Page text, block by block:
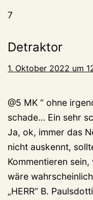
7
Detraktor
1. Oktober 2022 um
@5 MK “ ohne
schade… Ein sehr
Ja, ok, immer das
nicht auskennt,
Kommentieren
wäre
„HERR“ B.